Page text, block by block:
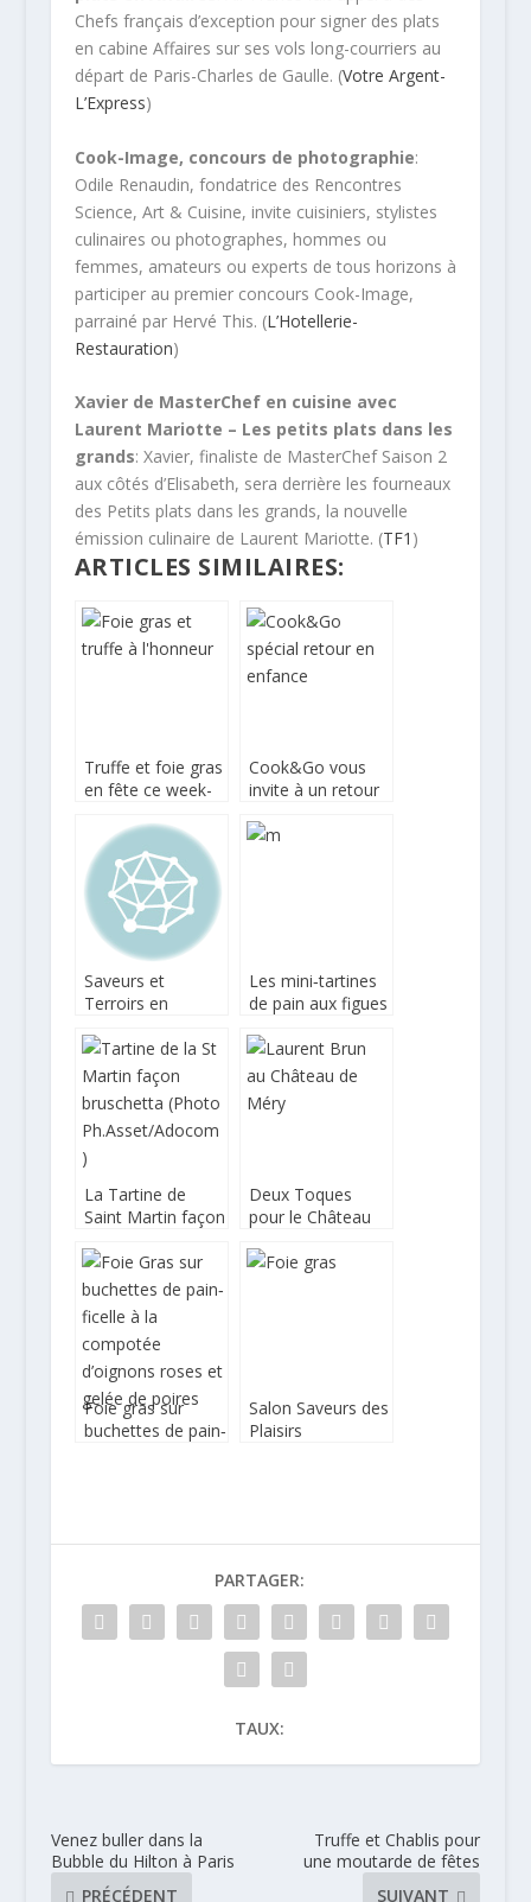
Chefs français d’exception pour signer des plats
en cabine Affaires sur ses vols long-courriers au
départ de Paris-Charles de Gaulle. (Votre Argent-
L’Express)
Cook-Image, concours de photographie:
Odile Renaudin, fondatrice des Rencontres
Science, Art & Cuisine, invite cuisiniers, stylistes
culinaires ou photographes, hommes ou
femmes, amateurs ou experts de tous horizons à
participer au premier concours Cook-Image,
parrainé par Hervé This. (L’Hotellerie-
Restauration)
Xavier de MasterChef en cuisine avec
Laurent Mariotte – Les petits plats dans les
grands: Xavier, finaliste de MasterChef Saison 2
aux côtés d’Elisabeth, sera derrière les fourneaux
des Petits plats dans les grands, la nouvelle
émission culinaire de Laurent Mariotte. (TF1 )
ARTICLES SIMILAIRES:
Truffe et foie gras
en fête ce week-
Cook&Go vous
invite à un retour
Saveurs et
Terroirs en
édition
Les mini‐tartines
de pain aux figues
noisettes et foie
gras sur lit de
figues rôties
La Tartine de
Saint Martin façon
tomates confites
avec magret
séché et Foie
Gras entier
Deux Toques
pour le Château
Foie gras sur
buchettes de pain‐
Salon Saveurs des
Plaisirs
PARTAGER:
TAUX:
Venez buller dans la
Bubble du Hilton à Paris
PRÉCÉDENT
Truffe et Chablis pour
une moutarde de fêtes
SUIVANT